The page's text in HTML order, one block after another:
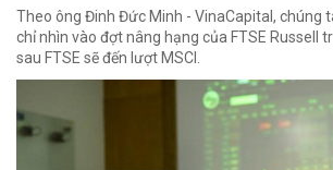
Theo ông Đinh Đức Minh - VinaCapital, chúng
chỉ nhìn vào đợt nâng hạng của FTSE Russell
sau FTSE sẽ đến lượt MSCI.